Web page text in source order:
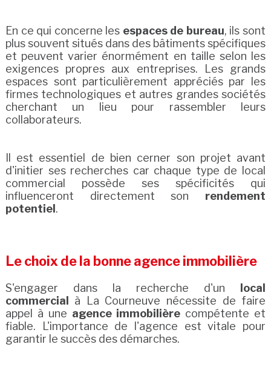
En ce qui concerne les espaces de bureau, ils sont
plus souvent situés dans des bâtiments spécifiques
et peuvent varier énormément en taille selon les
exigences propres aux entreprises. Les grands
espaces sont particulièrement appréciés par les
firmes technologiques et autres grandes sociétés
cherchant un lieu pour rassembler leurs
collaborateurs.
Il est essentiel de bien cerner son projet avant
d'initier ses recherches car chaque type de local
commercial possède ses spécificités qui
influenceront directement son rendement
potentiel .
Le choix de la bonne agence immobilière
S'engager dans la recherche d'un
local
commercial
à La Courneuve nécessite de faire
appel à une agence immobilière compétente et
fiable. L'importance de l'agence est vitale pour
garantir le succès des démarches.